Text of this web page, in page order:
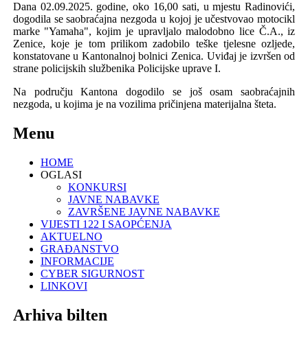
Dana 02.09.2025. godine, oko 16,00 sati, u mjestu Radinovići,
dogodila se saobraćajna nezgoda u kojoj je učestvovao motocikl
marke "Yamaha", kojim je upravljalo malodobno lice Č.A., iz
Zenice, koje je tom prilikom zadobilo teške tjelesneozljede,
konstatovane u Kantonalnoj bolnici Zenica. Uviđaj je izvršen od
strane policijskih službenika Policijske uprave I.
Na području Kantona dogodilo se još osamsaobraćajnih
nezgoda, u kojima je na vozilima pričinjena materijalna šteta.
Menu
HOME
OGLASI
KONKURSI
JAVNE NABAVKE
ZAVRŠENE JAVNE NABAVKE
VIJESTI 122 I SAOPĆENJA
AKTUELNO
GRAĐANSTVO
INFORMACIJE
CYBER SIGURNOST
LINKOVI
Arhiva bilten